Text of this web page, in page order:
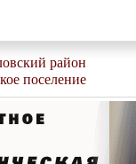
район
поселение